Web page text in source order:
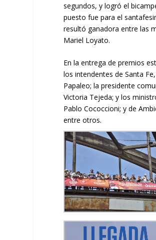
segundos, y logró el
puesto fue para el
resultó ganadora entre las
Mariel Loyato.
En la entrega de premios
los intendentes de Santa
Papaleo; la presidente
Victoria Tejeda; y los
Pablo Cococcioni; y de
entre otros.